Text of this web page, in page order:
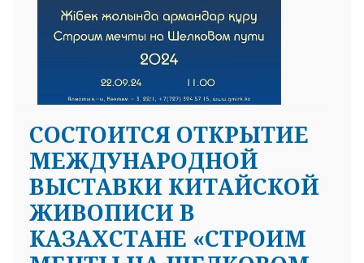
CОСТОИТСЯ ОТКРЫТИЕ
МЕЖДУНАРОДНОЙ
ВЫСТАВКИ КИТАЙСКОЙ
ЖИВОПИСИ В
КАЗАХСТАНЕ «СТРОИМ